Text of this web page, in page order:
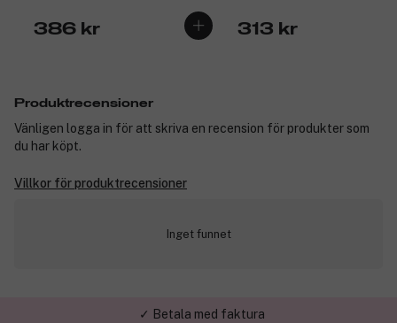
386 kr 313 kr
Produktrecensioner
Vänligen logga in för att skriva en recension för produkter som
du har köpt.
Villkor för produktrecensioner
Inget funnet
✓ Betala med faktura